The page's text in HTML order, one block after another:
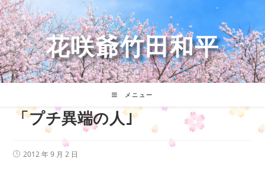
コ
ン
テ
ン
ツ
へ
ス
花咲爺竹田和平
メニュー
「プチ異端の人｣
投 2012 年 9 月 2 日